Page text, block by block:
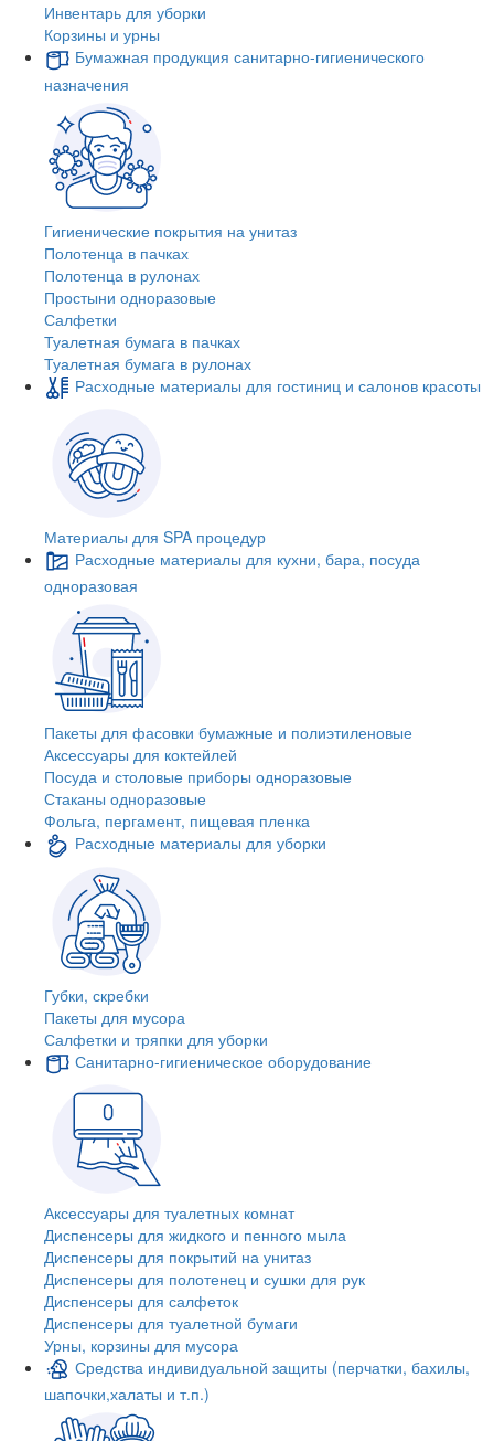
Инвентарь для уборки
Корзины и урны
Бумажная продукция санитарно-гигиенического
назначения
Гигиенические покрытия на унитаз
Полотенца в пачках
Полотенца в рулонах
Простыни одноразовые
Салфетки
Туалетная бумага в пачках
Туалетная бумага в рулонах
Расходные материалы для гостиниц и салонов красоты
Материалы для SPA процедур
Расходные материалы для кухни, бара, посуда
одноразовая
Пакеты для фасовки бумажные и полиэтиленовые
Аксессуары для коктейлей
Посуда и столовые приборы одноразовые
Стаканы одноразовые
Фольга, пергамент, пищевая пленка
Расходные материалы для уборки
Губки, скребки
Пакеты для мусора
Салфетки и тряпки для уборки
Санитарно-гигиеническое оборудование
Аксессуары для туалетных комнат
Диспенсеры для жидкого и пенного мыла
Диспенсеры для покрытий на унитаз
Диспенсеры для полотенец и сушки для рук
Диспенсеры для салфеток
Диспенсеры для туалетной бумаги
Урны, корзины для мусора
Средства индивидуальной защиты (перчатки, бахилы,
шапочки,халаты и т.п.)